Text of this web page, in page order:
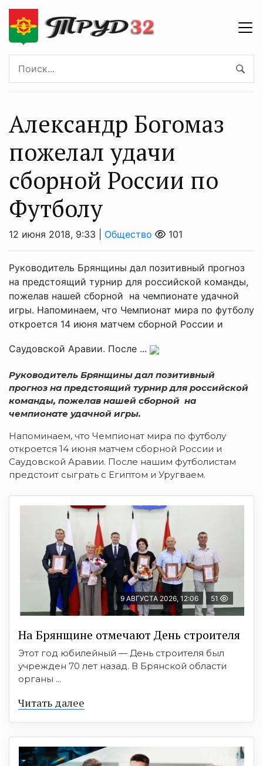
Александр Богомаз
пожелал удачи
сборной России по
Футболу
12 июня 2018, 9:33 | Общество 101
Руководитель Брянщины дал позитивный прогноз
на предстоящий турнир для российской команды,
пожелав нашей сборной на чемпионате удачной
игры. Напоминаем, что Чемпионат мира по футболу
откроется 14 июня матчем сборной России и
Саудовской Аравии. После ...
Руководитель Брянщины дал позитивный
прогноз на предстоящий турнир для российской
команды, пожелав нашей сборной на
чемпионате удачной игры.
Напоминаем, что Чемпионат мира по футболу
откроется 14 июня матчем сборной России и
Саудовской Аравии. После нашим футболистам
предстоит сыграть с Египтом и Уругваем.
9 АВГУСТА 2026, 12:06 51
На Брянщине отмечают День строителя
Этот год юбилейный — День строителя был
учрежден 70 лет назад. В Брянской области
органы ...
Читать далее